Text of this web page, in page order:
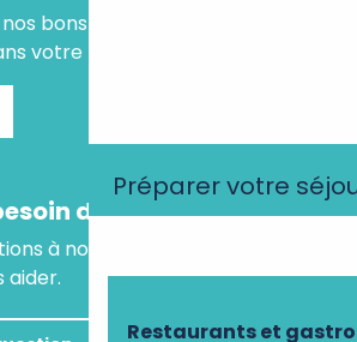
Préparer votre
Restaurants et
bons plans et idées séjours
votre boite mail.
d'un conseil ?
à notre assistant virtuel, il
aider.